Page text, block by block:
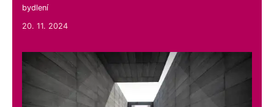
bydlení
20. 11. 2024